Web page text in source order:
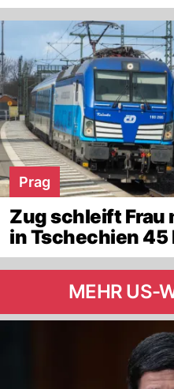
Prag
Zug schleift Frau
in Tschechien 45
MEHR US-